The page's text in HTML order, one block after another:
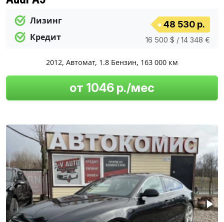
Лизинг
Кредит
48 530 р.
16 500 $ / 14 348 €
2012, Автомат, 1.8 Бензин, 163 000 км
от 1046 р./мес